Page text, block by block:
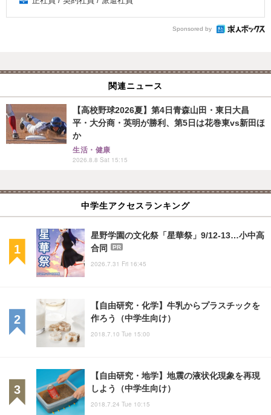
Sponsored by
関連ニュース
【高校野球2026夏】第4日青森山田・東日大昌
平・大分商・英明が勝利、第5日は花巻東vs新田ほ
か
生活・健康
2026.8.8 Sat 15:15
中学生アクセスランキング
星野学園の文化祭「星華祭」9/12-13…小中高
合同
PR
2026.7.31 Fri 16:45
【自由研究・化学】牛乳からプラスチックを
作ろう（中学生向け）
2018.7.10 Tue 15:00
【自由研究・地学】地震の液状化現象を再現
しよう（中学生向け）
2018.7.24 Tue 10:15